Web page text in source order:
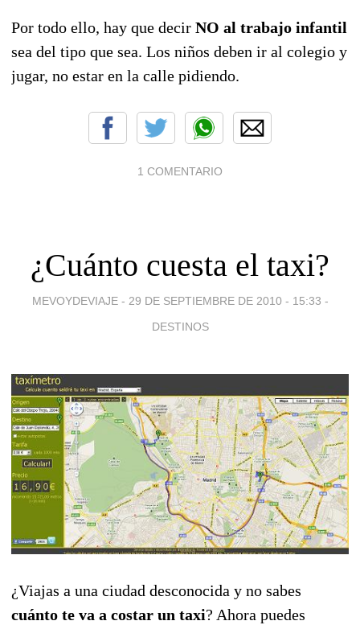
Por todo ello, hay que decir NO al trabajo infantil
sea del tipo que sea. Los niños deben ir al colegio y
jugar, no estar en la calle pidiendo.
1 COMENTARIO
¿Cuánto cuesta el taxi?
MEVOYDEVIAJE - 29 DE SEPTIEMBRE DE 2010 - 15:33 -
DESTINOS
¿Viajas a una ciudad desconocida y no sabes
cuánto te va a costar un taxi? Ahora puedes